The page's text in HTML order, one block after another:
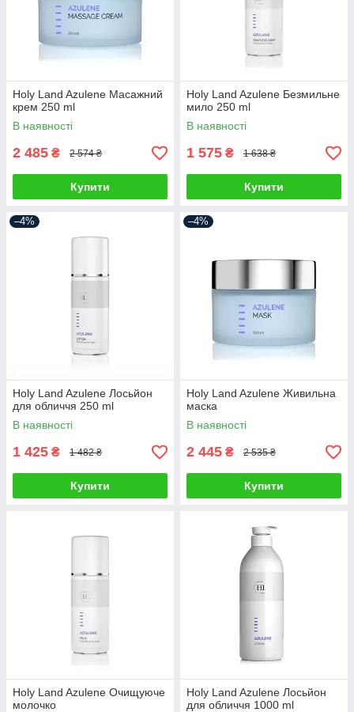
Holy Land Azulene Масажний
крем 250 ml
В наявності
2 485 ₴ 2 574 ₴
Купити
Holy Land Azulene Безмильне
мило 250 ml
В наявності
1 575 ₴ 1 638 ₴
Купити
–4%
Holy Land Azulene Лосьйон
для обличчя 250 ml
В наявності
1 425 ₴ 1 482 ₴
Купити
–4%
Holy Land Azulene Живильна
маска
В наявності
2 445 ₴ 2 535 ₴
Купити
Holy Land Azulene Очищуюче
молочко
Holy Land Azulene Лосьйон
для обличчя 1000 ml